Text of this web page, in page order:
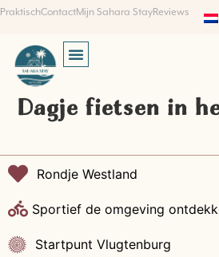
PraktischContactMijn Sahara StayReviews
Dagje fietsen in
Rondje Westland
Sportief de omgeving
Startpunt Vlugtenburg